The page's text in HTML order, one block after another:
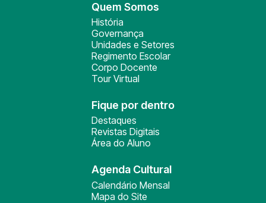
Quem Somos
História
Governança
Unidades e Setores
Regimento Escolar
Corpo Docente
Tour Virtual
Fique por dentro
Destaques
Revistas Digitais
Área do Aluno
Agenda Cultural
Calendário Mensal
Mapa do Site